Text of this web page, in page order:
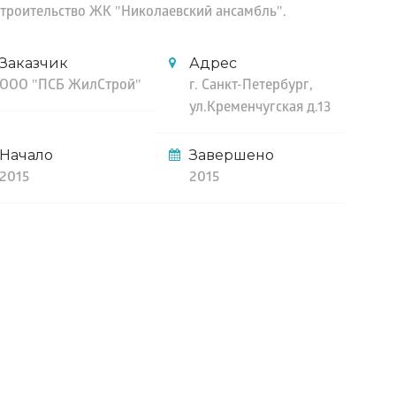
ЖК "Николаевский ансамбль".
Заказчик
ООО "ПСБ ЖилСтрой"
Адрес
г. Санкт-Петербург,
ул.Кременчугская д.13
Начало
2015
Завершено
2015